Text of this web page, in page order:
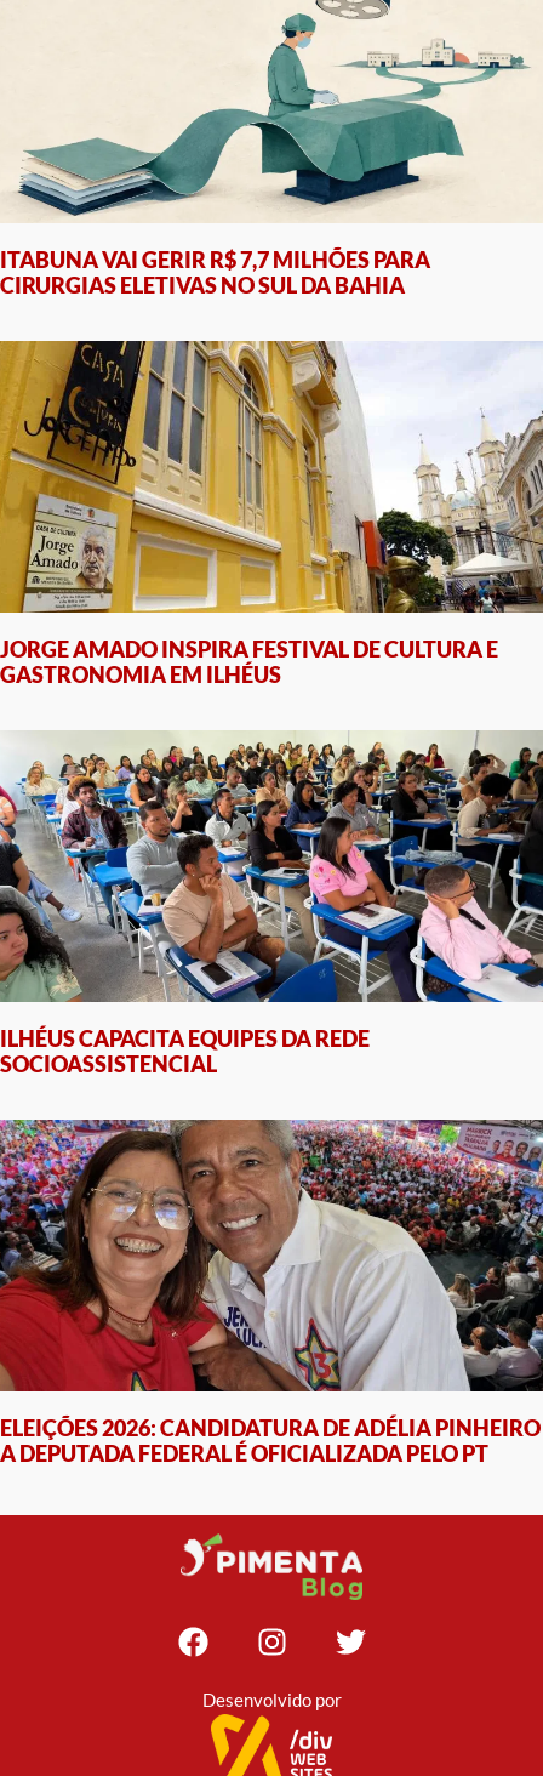
ITABUNA VAI GERIR R$ 7,7 MILHÕES PARA
CIRURGIAS ELETIVAS NO SUL DA BAHIA
JORGE AMADO INSPIRA FESTIVAL DE CULTURA E
GASTRONOMIA EM ILHÉUS
ILHÉUS CAPACITA EQUIPES DA REDE
SOCIOASSISTENCIAL
ELEIÇÕES 2026: CANDIDATURA DE ADÉLIA PINHEIRO
A DEPUTADA FEDERAL É OFICIALIZADA PELO PT
Desenvolvido por